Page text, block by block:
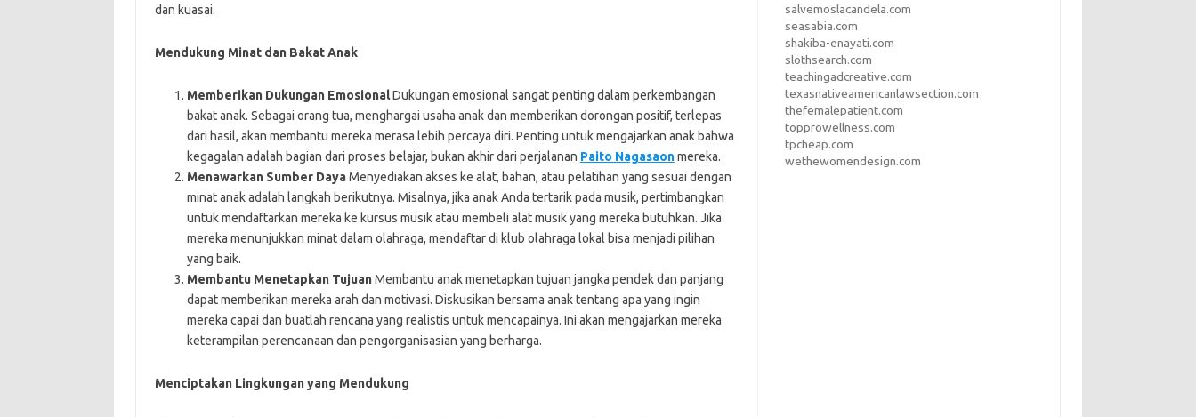
dan kuasai.
Mendukung Minat dan Bakat Anak
Memberikan Dukungan EmosionalDukungan emosional sangat penting dalam perkembangan
bakat anak. Sebagai orang tua, menghargai usaha anak dan memberikan dorongan positif, terlepas
dari hasil, akan membantu mereka merasa lebih percaya diri. Penting untuk mengajarkan anak bahwa
kegagalan adalah bagian dari proses belajar, bukan akhir dari perjalanan Paito Nagasaonmereka.
Menawarkan Sumber DayaMenyediakan akses ke alat, bahan, atau pelatihan yang sesuai dengan
minat anak adalah langkah berikutnya. Misalnya, jika anak Anda tertarik pada musik, pertimbangkan
untuk mendaftarkan mereka ke kursus musik atau membeli alat musik yang mereka butuhkan. Jika
mereka menunjukkan minat dalam olahraga, mendaftar di klub olahraga lokal bisa menjadi pilihan
yang baik.
Membantu Menetapkan TujuanMembantu anak menetapkan tujuan jangka pendek dan panjang
dapat memberikan mereka arah dan motivasi. Diskusikan bersama anak tentang apa yang ingin
mereka capai dan buatlah rencana yang realistis untuk mencapainya. Ini akan mengajarkan mereka
keterampilan perencanaan dan pengorganisasian yang berharga.
Menciptakan Lingkungan yang Mendukung
salvemoslacandela.com
seasabia.com
shakiba-enayati.com
slothsearch.com
teachingadcreative.com
texasnativeamericanlawsection.com
thefemalepatient.com
topprowellness.com
tpcheap.com
wethewomendesign.com